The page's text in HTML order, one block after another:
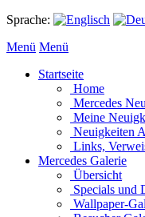
Sprache:
Menü Menü
Startseite
Home
Mercedes
Meine
Neuigkeiten
Links,
Mercedes Galerie
Übersicht
Specials und
Wallpaper-